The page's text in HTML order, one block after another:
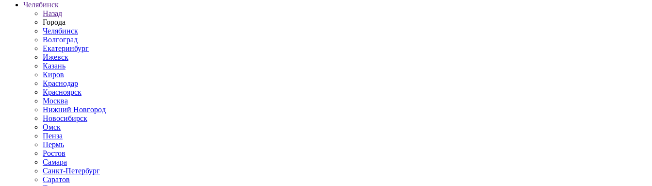
Челябинск
Назад
Города
Челябинск
Волгоград
Екатеринбург
Ижевск
Казань
Киров
Краснодар
Красноярск
Москва
Нижний Новгород
Новосибирск
Омск
Пенза
Пермь
Ростов
Самара
Санкт-Петербург
Саратов